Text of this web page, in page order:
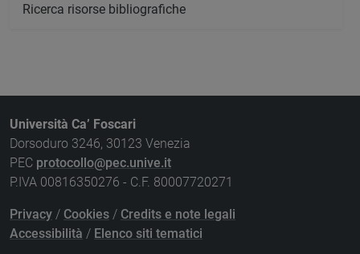
Ricerca risorse bibliografiche
Università Ca’ Foscari
Dorsoduro 3246, 30123 Venezia
PEC protocollo@pec.unive.it
P.IVA 00816350276 - C.F. 80007720271
Privacy / Cookies / Credits e note legali
Accessibilità / Elenco siti tematici